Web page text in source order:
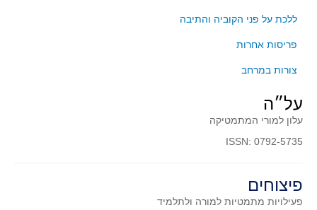
פונקציות
חדו"א
סדרות
בעיות מילוליות
עולם המספרים
הסתברות
פונקציות וחדו"א
ללכת על פני הקוביה והתיבה
פריסות אחרות
צורות במרחב
על״ה
עלון למורי המתמטיקה
ISSN: 0792-5735
פיצוחים
פעילויות מתמטיות למורה ולתלמיד